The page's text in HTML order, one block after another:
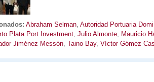
Abraham Selman, Autoridad Portuaria
Plata Port Investment, Julio Almonte, Mauricio
Jiménez Messón, Taino Bay, Víctor Gómez